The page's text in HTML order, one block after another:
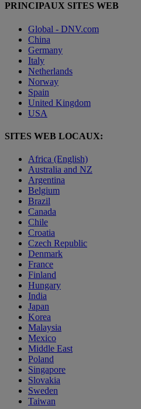
PRINCIPAUX SITES WEB
Global - DNV.com
China
Germany
Italy
Netherlands
Norway
Spain
United Kingdom
USA
SITES WEB LOCAUX:
Africa (English)
Australia and NZ
Argentina
Belgium
Brazil
Canada
Chile
Croatia
Czech Republic
Denmark
France
Finland
Hungary
India
Japan
Korea
Malaysia
Mexico
Middle East
Poland
Singapore
Slovakia
Sweden
Taiwan